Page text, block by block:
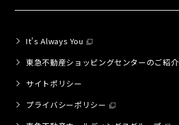
It's Always You
東急不動産ショッピングセンターのご紹介
サイトポリシー
プライバシーポリシー